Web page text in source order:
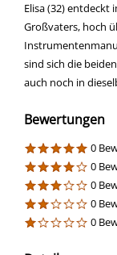
Elisa (32)
Großvaters, hoch
sind sich die
auch noch in
Bewertungen
0
0
0
0
0